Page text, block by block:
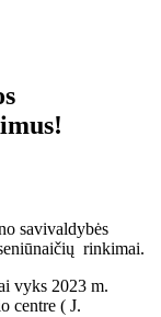
savivaldybės
rinkimai.
vyks 2023 m.
centre ( J.